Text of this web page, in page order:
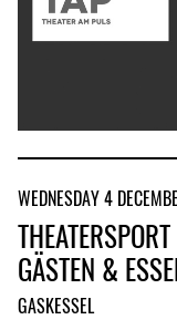
WEDNESDAY 4
GÄSTEN &
GASKESSEL